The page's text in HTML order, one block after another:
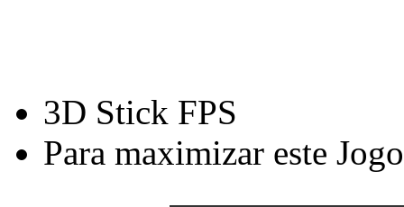
3D Stick FPS
Para maximizar este